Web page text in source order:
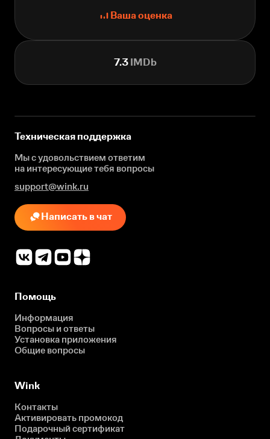
Ваша оценка
7.3IMDb
Техническая поддержка
Мы с удовольствием ответим
на интересующиетебя вопросы
support@wink.ru
Написать в чат
Помощь
Информация
Вопросы и ответы
Установка приложения
Общие вопросы
Wink
Контакты
Активировать промокод
Подарочный сертификат